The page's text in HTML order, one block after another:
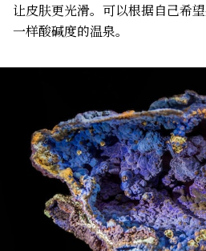
让皮肤更光滑。可以根据自己希
一样酸碱度的温泉。